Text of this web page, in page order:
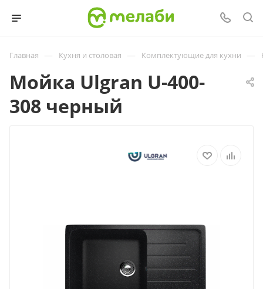
Главная — Кухня и столовая — Комплектующие для кухни —
Мойка Ulgran U-400-
308 черный